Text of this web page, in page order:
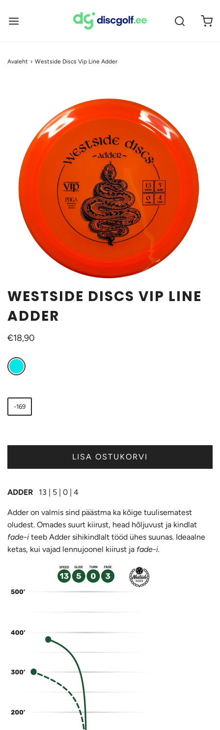
Avaleht › Westside Discs Vip Line Adder
WESTSIDE DISCS VIP LINE
ADDER
€18,90
-169
LISA OSTUKORVI
ADDER 13 | 5 | 0 | 4
Adder on valmis sind päästma ka kõige tuulisematest
oludest. Omades suurt kiirust, head hõljuvust ja kindlat
fade-i teeb Adder sihikindlalt tööd ühes suunas. Ideaalne
ketas, kui vajad lennujoonel kiirust ja fade-i.